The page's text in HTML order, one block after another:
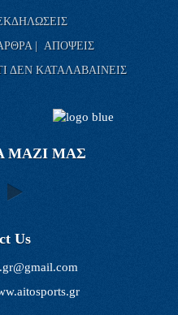
| ΑΠΟΨΕΙΣ
ΔΕΝ ΚΑΤΑΛΑΒΑΙΝΕΙΣ
ΜΑΖΙ ΜΑΣ
Us